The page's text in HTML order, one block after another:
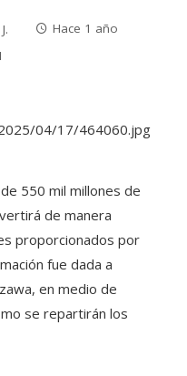
Hace 1 año
550 mil millones de
de manera
proporcionados por
fue dada a
en medio de
se repartirán los